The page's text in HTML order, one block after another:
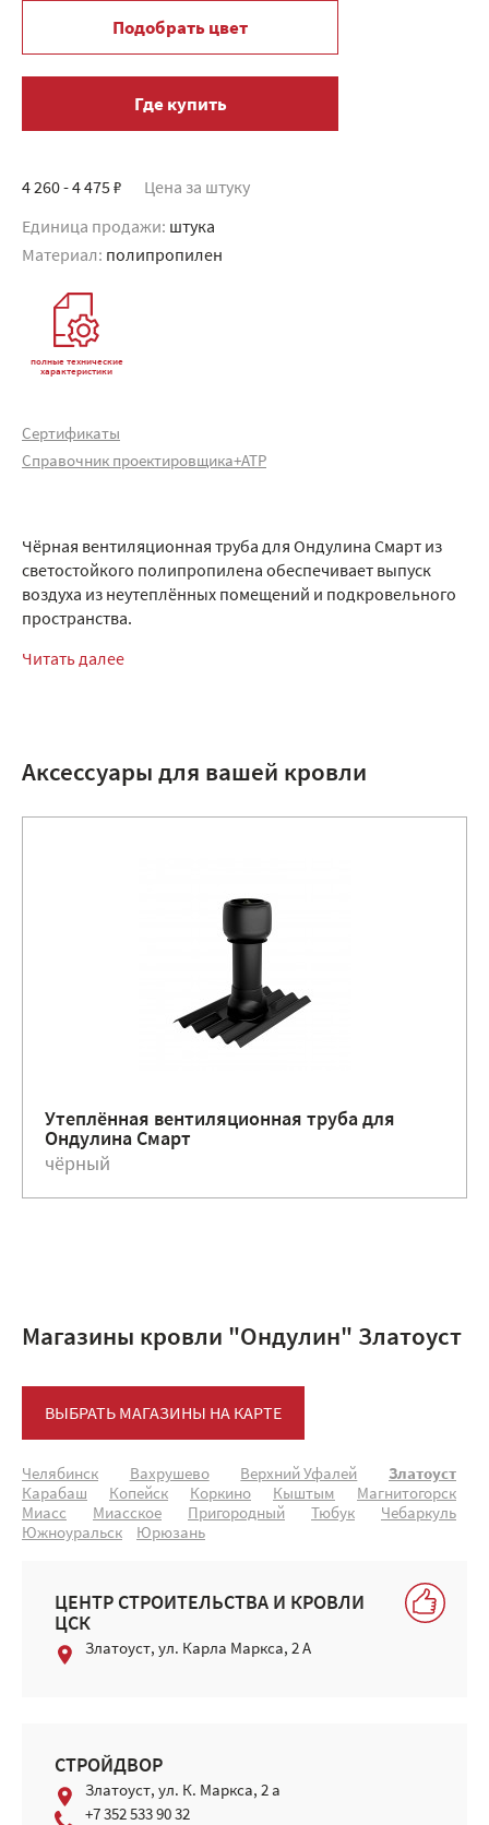
Подобрать цвет
Где купить
4 260 - 4 475 ₽ Цена за штуку
Единица продажи: штука
Материал: полипропилен
полные технические
характеристики
Сертификаты
Справочник проектировщика+АТР
Чёрная вентиляционная труба для Ондулина Смарт из
светостойкого полипропилена обеспечивает выпуск
воздуха из неутеплённых помещений и подкровельного
пространства.
Читать далее
Аксессуары для вашей кровли
Утеплённая вентиляционная труба для
Ондулина Смарт
чёрный
Магазины кровли "Ондулин" Златоуст
ВЫБРАТЬ МАГАЗИНЫ НА КАРТЕ
Челябинск Вахрушево Верхний Уфалей
Златоуст
Карабаш
Копейск Коркино Кыштым
Магнитогорск
Миасс
Миасское Пригородный Тюбук
Чебаркуль
Южноуральск
Юрюзань
ЦЕНТР СТРОИТЕЛЬСТВА И КРОВЛИ
ЦСК
Златоуст, ул. Карла Маркса, 2 А
СТРОЙДВОР
Златоуст, ул. К. Маркса, 2 а
+7 352 533 90 32